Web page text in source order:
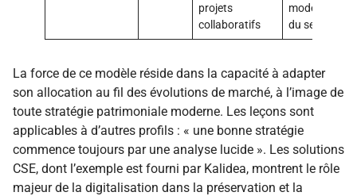
projets
collaboratifs
du secteur
La force de ce modèle réside dans la capacité à adapter
son allocation au fil des évolutions de marché, à l’image de
toute stratégie patrimoniale moderne. Les leçons sont
applicables à d’autres profils : « une bonne stratégie
commence toujours par une analyse lucide ». Les solutions
CSE, dont l’exemple est fourni par Kalidea, montrent le rôle
majeur de la digitalisation dans la préservation et la